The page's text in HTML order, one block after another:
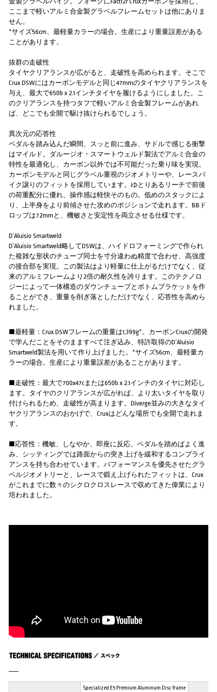
ここまで軽いアルミ合金製グラベルフレームセットは他にありま
せん。
*サイズ56cm、最軽量カラーの場合。生産により重量誤差がある
ことがあります。
抜群の走破性
タイヤクリアランスが広がると、走破性を高められます。そこで
Crux DSWにはカーボンモデルと同じ47mmのタイヤクリアランスを
与え、最大で650b x 2.1インチタイヤを履けるようにしました。こ
のクリアランスを持つタフで軽いアルミ合金製フレームがあれ
ば、どこでも全開で駆け抜けられるでしょう。
異次元の応答性
ペダルを踏み込んだ瞬間、スッと前に進み、サドルで感じる衝撃
はマイルド。ダルージオ・スマートウェルド製法でアルミ合金の
特性を最適化し、カーボン以外では不可能だった乗り味を実現。
カーボンモデルと同じグラベル重視のジオメトリーや、レースバ
イク譲りのフィットを採用しています。ゆとりあるリーチで前後
の荷重配分に優れ、操作感は軽快そのもの。低めのスタックによ
り、上半身をより前傾させた攻めのポジションで走れます。BBド
ロップは72mmと、機敏さと安定性を両立させる仕様です。
D’Aluisio Smartweld
D’Aluisio Smartweld略してDSWは、ハイドロフォーミングで作られ
た複雑な形状のチューブ同士を寸分違わぬ精度で合わせ、高強度
の接合部を実現。この製法はより軽量に仕上がるだけでなく、従
来のアルミフレームより2倍の耐久性を誇ります。このテクノロ
ジーによって一体構造のダウンチューブとボトムブラケットを作
ることができ、重量を削ぎ落としただけでなく、応答性を高めら
れました。
■最軽量：Crux DSWフレームの重量は1,399g*。カーボンCruxの開発
で学んだことをそのまますべて注ぎ込み、特許取得のD’Aluisio
Smartweld製法を用いて作り上げました。*サイズ56cm、最軽量カ
ラーの場合。生産により重量誤差があることがあります。
■走破性：最大で700x47cまたは650b x 2.1インチのタイヤに対応し
ます。タイヤのクリアランスが広がれば、より太いタイヤを取り
付けられるため、走破性が高まります。Diverge並みの大きなタイ
ヤクリアランスのおかげで、Cruxはどんな場所でも全開で走れま
す。
■応答性：機敏、しなやか、即座に反応。ペダルを踏めばよく進
み、シッティングでは路面からの突き上げを緩和するコンプライ
アンスを持ち合わせています。パフォーマンスを優先させたグラ
ベルジオメトリーと、レースで鍛え上げられたフィットは、Crux
がこれまでに数々のシクロクロスレースで収めてきた偉業により
培われました。
Specialized E5 Premium Aluminum Disc frame